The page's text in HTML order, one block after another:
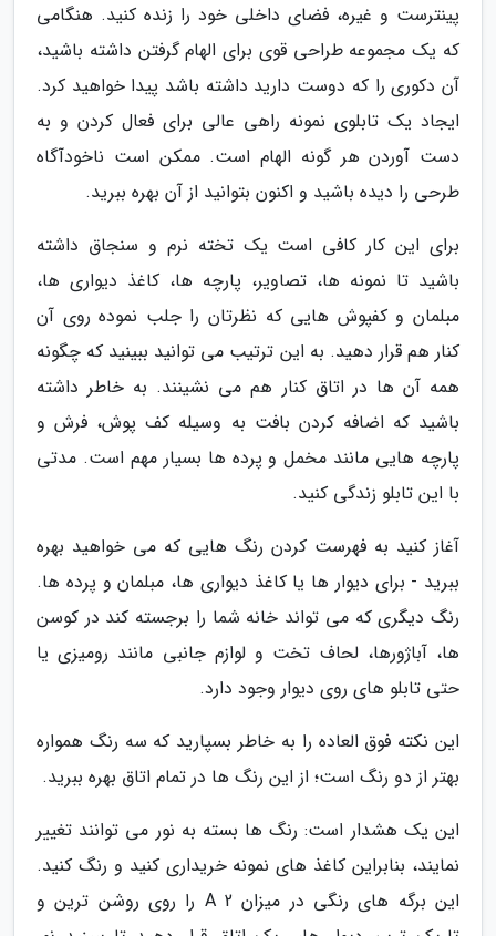
پینترست و غیره، فضای داخلی خود را زنده کنید. هنگامی
که یک مجموعه طراحی قوی برای الهام گرفتن داشته باشید،
آن دکوری را که دوست دارید داشته باشد پیدا خواهید کرد.
ایجاد یک تابلوی نمونه راهی عالی برای فعال کردن و به
دست آوردن هر گونه الهام است. ممکن است ناخودآگاه
طرحی را دیده باشید و اکنون بتوانید از آن بهره ببرید.
برای این کار کافی است یک تخته نرم و سنجاق داشته
باشید تا نمونه ها، تصاویر، پارچه ها، کاغذ دیواری ها،
مبلمان و کفپوش هایی که نظرتان را جلب نموده روی آن
کنار هم قرار دهید. به این ترتیب می توانید ببینید که چگونه
همه آن ها در اتاق کنار هم می نشینند. به خاطر داشته
باشید که اضافه کردن بافت به وسیله کف پوش، فرش و
پارچه هایی مانند مخمل و پرده ها بسیار مهم است. مدتی
با این تابلو زندگی کنید.
آغاز کنید به فهرست کردن رنگ هایی که می خواهید بهره
ببرید - برای دیوار ها یا کاغذ دیواری ها، مبلمان و پرده ها.
رنگ دیگری که می تواند خانه شما را برجسته کند در کوسن
ها، آباژورها، لحاف تخت و لوازم جانبی مانند رومیزی یا
حتی تابلو های روی دیوار وجود دارد.
این نکته فوق العاده را به خاطر بسپارید که سه رنگ همواره
بهتر از دو رنگ است؛ از این رنگ ها در تمام اتاق بهره ببرید.
این یک هشدار است: رنگ ها بسته به نور می توانند تغییر
نمایند، بنابراین کاغذ های نمونه خریداری کنید و رنگ کنید.
این برگه های رنگی در میزان A 2 را روی روشن ترین و